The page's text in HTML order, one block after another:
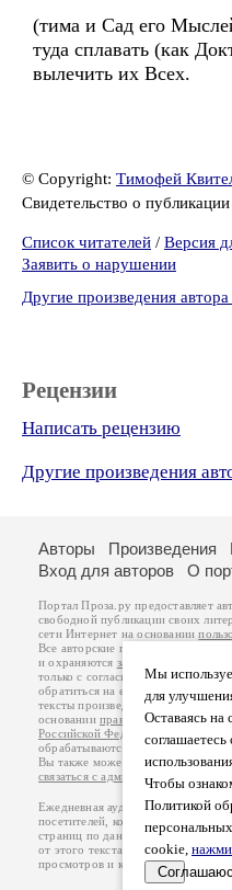
(тима и Сад его
туда сплавать (как
вылечить их Всех.
© Copyright: Тимофей
Свидетельство о
Список читателей / Версия
Заявить о нарушении
Другие произведения
Рецензии
Написать рецензию
Другие произведения
Мы
для
Оставаясь на
Чтобы
Политикой
cookie,
Авторы Произведения
Вход для авторов
О
Портал Проза.ру предоставляет
свободной публикации своих
сети Интернет на основании
Все авторские права на
и охраняются законом
.
только с согласия его автора, к
обратиться на его авторской
тексты произведений авторы несут
основанииправил публикациии
Российской Федерации
обрабатываются на основании
Вы также можете посмотреть
связаться с администрацией
Ежедневная аудитория портала
посетителей, которые в общей
страниц по данным счетчика
от этого текста. В каждой графе
просмотров и количество